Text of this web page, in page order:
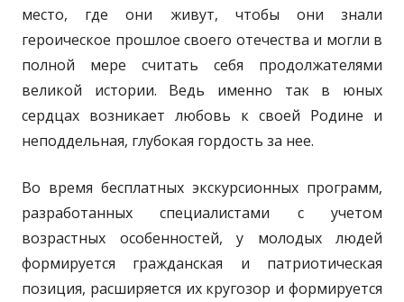
место, где они живут, чтобы они знали
героическое прошлое своего отечества и могли в
полной мере считать себя продолжателями
великой истории. Ведь именно так в юных
сердцах возникает любовь к своей Родине и
неподдельная, глубокая гордость за нее.
Во время бесплатных экскурсионных программ,
разработанных специалистами с учетом
возрастных особенностей, у молодых людей
формируется гражданская и патриотическая
позиция, расширяется их кругозор и формируется